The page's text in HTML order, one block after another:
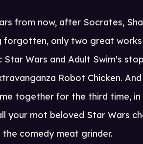
from now, after Socrates,
forgotten, only two great works
Star Wars and Adult Swim's
Robot Chicken.
together for the third time, in
your mot beloved Star Wars
comedy meat grinder.